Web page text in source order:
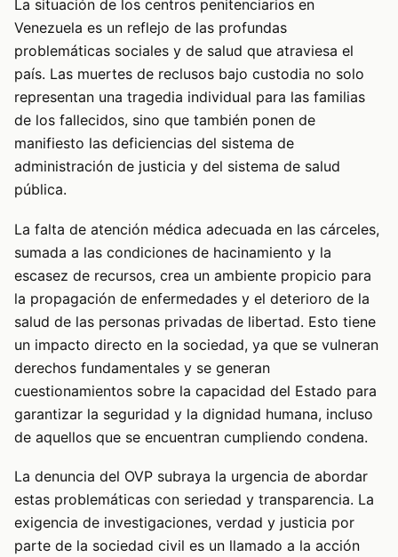
La situación de los centros penitenciarios en
Venezuela es un reflejo de las profundas
problemáticas sociales y de salud que atraviesa el
país. Las muertes de reclusos bajo custodia no solo
representan una tragedia individual para las familias
de los fallecidos, sino que también ponen de
manifiesto las deficiencias del sistema de
administración de justicia y del sistema de salud
pública.
La falta de atención médica adecuada en las cárceles,
sumada a las condiciones de hacinamiento y la
escasez de recursos, crea un ambiente propicio para
la propagación de enfermedades y el deterioro de la
salud de las personas privadas de libertad. Esto tiene
un impacto directo en la sociedad, ya que se vulneran
derechos fundamentales y se generan
cuestionamientos sobre la capacidad del Estado para
garantizar la seguridad y la dignidad humana, incluso
de aquellos que se encuentran cumpliendo condena.
La denuncia del OVP subraya la urgencia de abordar
estas problemáticas con seriedad y transparencia. La
exigencia de investigaciones, verdad y justicia por
parte de la sociedad civil es un llamado a la acción